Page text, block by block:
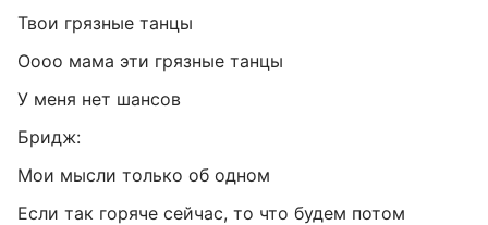
Твои грязные танцы
Оооо мама эти грязные танцы
У меня нет шансов
Бридж:
Мои мысли только об одном
Если так горяче сейчас, то что будем потом